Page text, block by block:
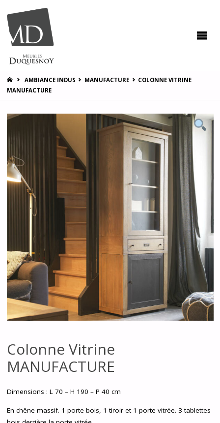
HOMEAMBIANCE INDUS MANUFACTURE
COLONNE VITRINE
MANUFACTURE
Colonne Vitrine
MANUFACTURE
Dimensions : L 70 – H 190 – P 40 cm
En chêne massif. 1 porte bois, 1 tiroir et 1 porte vitrée. 3 tablettes